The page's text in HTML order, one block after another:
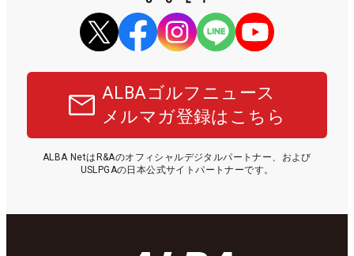
ALBAゴルフニュース
メルマガ登録はこちら
ALBA NetはR&Aのオフィシャルデジタルパートナー、および
USLPGAの日本公式サイトパートナーです。